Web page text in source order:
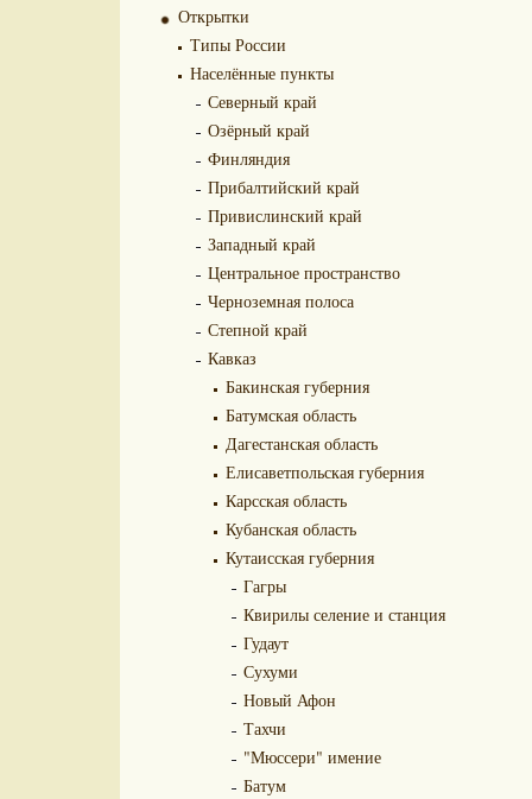
Открытки
Типы России
Населённые пункты
Северный край
Озёрный край
Финляндия
Прибалтийский край
Привислинский край
Западный край
Центральное пространство
Черноземная полоса
Степной край
Кавказ
Бакинская губерния
Батумская область
Дагестанская область
Елисаветпольская губерния
Карсская область
Кубанская область
Кутаисская губерния
Гагры
Квирилы селение и станция
Гудаут
Сухуми
Новый Афон
Тахчи
"Мюссери" имение
Батум